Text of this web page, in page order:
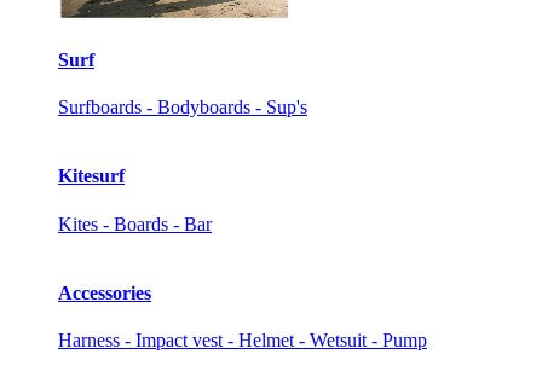
Surf
Surfboards - Bodyboards - Sup's
Kitesurf
Kites - Boards - Bar
Accessories
Harness - Impact vest - Helmet - Wetsuit - Pump